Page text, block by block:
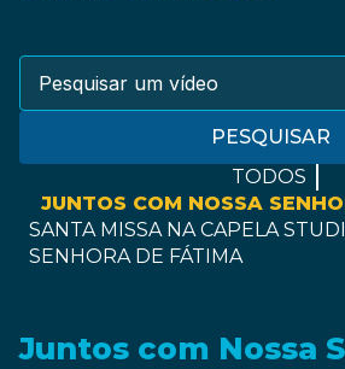
PESQUISAR
TODOS
JUNTOS COM NOSSA
SANTA MISSA NA CAPELA
SENHORA DE FÁTIMA
Juntos com Nossa